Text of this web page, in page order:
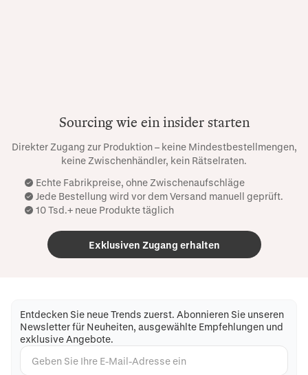
Sourcing wie ein insider starten
Direkter Zugang zur Produktion – keine Mindestbestellmengen,
keine Zwischenhändler, kein Rätselraten.
Echte Fabrikpreise, ohne Zwischenaufschläge
Jede Bestellung wird vor dem Versand manuell geprüft.
10 Tsd.+ neue Produkte täglich
Exklusiven Zugang erhalten
Entdecken Sie neue Trends zuerst. Abonnieren Sie unseren
Newsletter für Neuheiten, ausgewählte Empfehlungen und
exklusive Angebote.